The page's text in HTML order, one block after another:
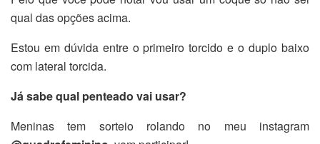
qual das opções acima.
Estou em dúvida entre o primeiro torcido e o duplo baixo
com lateral torcida.
Já sabe qual penteado vai usar?
Meninas tem sorteio rolando no meu instagram